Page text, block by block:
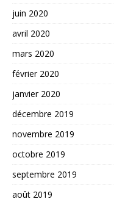
juin 2020
avril 2020
mars 2020
février 2020
janvier 2020
décembre 2019
novembre 2019
octobre 2019
septembre 2019
août 2019